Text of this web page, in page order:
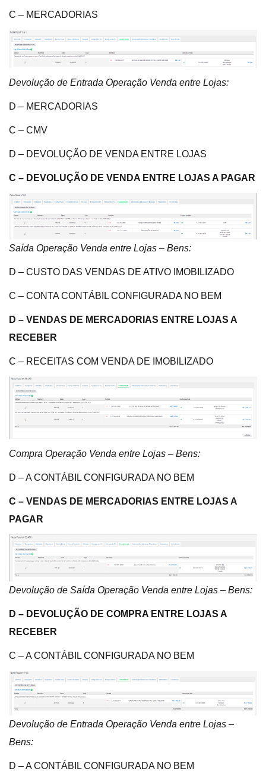
C – MERCADORIAS
Devolução de Entrada Operação Venda entre Lojas:
D – MERCADORIAS
C – CMV
D – DEVOLUÇÃO DE VENDA ENTRE LOJAS
C – DEVOLUÇÃO DE VENDA ENTRE LOJAS A PAGAR
Saída Operação Venda entre Lojas – Bens:
D – CUSTO DAS VENDAS DE ATIVO IMOBILIZADO
C – CONTA CONTÁBIL CONFIGURADA NO BEM
D – VENDAS DE MERCADORIAS ENTRE LOJAS A
RECEBER
C – RECEITAS COM VENDA DE IMOBILIZADO
Compra Operação Venda entre Lojas – Bens:
D – A CONTÁBIL CONFIGURADA NO BEM
C – VENDAS DE MERCADORIAS ENTRE LOJAS A
PAGAR
Devolução de Saída Operação Venda entre Lojas – Bens:
D – DEVOLUÇÃO DE COMPRA ENTRE LOJAS A
RECEBER
C – A CONTÁBIL CONFIGURADA NO BEM
Devolução de Entrada Operação Venda entre Lojas –
Bens:
D – A CONTÁBIL CONFIGURADA NO BEM